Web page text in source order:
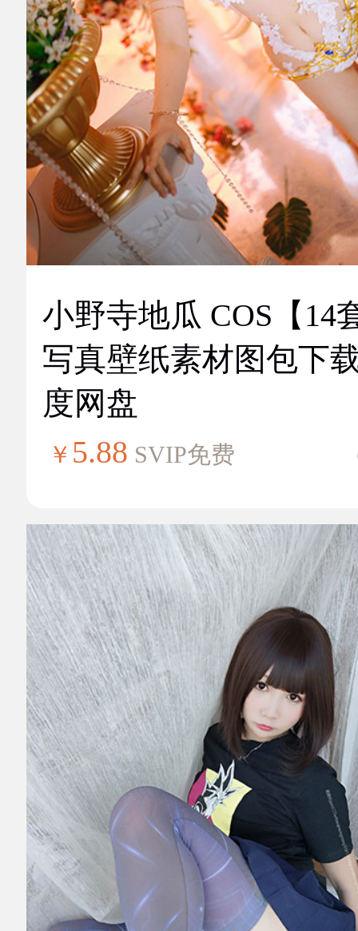
小野寺地瓜 COS【14
写真壁纸素材图包下
度网盘
￥ 5.88 SVIP免费